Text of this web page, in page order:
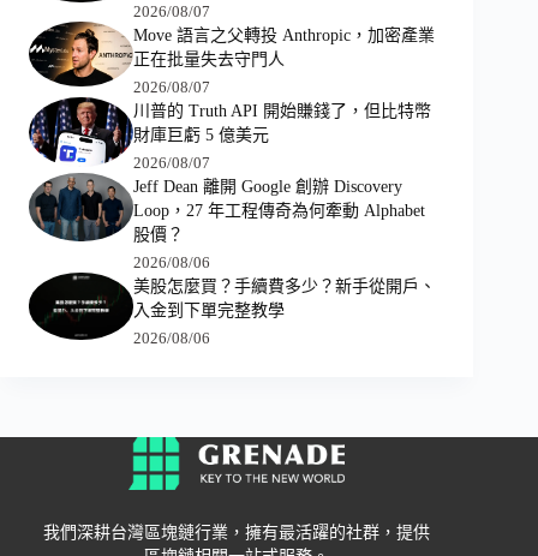
2026/08/07
Move 語言之父轉投 Anthropic，加密產業
正在批量失去守門人
2026/08/07
川普的 Truth API 開始賺錢了，但比特幣
財庫巨虧 5 億美元
2026/08/07
Jeff Dean 離開 Google 創辦 Discovery
Loop，27 年工程傳奇為何牽動 Alphabet
股價？
2026/08/06
美股怎麼買？手續費多少？新手從開戶、
入金到下單完整教學
2026/08/06
我們深耕台灣區塊鏈行業，擁有最活躍的社群，提供